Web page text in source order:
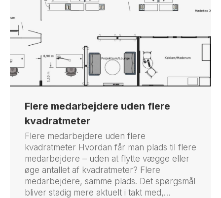
Flere medarbejdere uden flere
kvadratmeter
Flere medarbejdere uden flere
kvadratmeter Hvordan får man plads til flere
medarbejdere – uden at flytte vægge eller
øge antallet af kvadratmeter? Flere
medarbejdere, samme plads. Det spørgsmål
bliver stadig mere aktuelt i takt med,…